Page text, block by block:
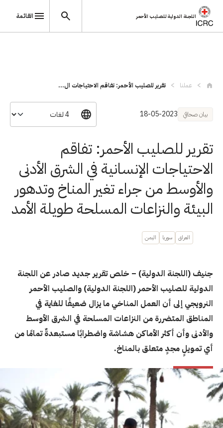
اللجنة الدولية للصليب الأحمر القائمة
عملنا تقرير للصليب الأحمر: تفاقم الاحتياجات ال...
بيان صحافي 18-05-2023
تقرير للصليب الأحمر: تفاقم
الاحتياجات الإنسانية في الشرق الأدنى
والأوسط من جراء تغير المناخ وتدهور
البيئة والنزاعات المسلحة طويلة الأمد
العراق سوريا اليمن
جنيف (اللجنة الدولية) – خلص تقرير جديد صادر عن اللجنة
الدولية للصليب الأحمر (اللجنة الدولية) والصليب الأحمر
النرويجي إلى أن العمل المناخي ما يزال ضعيفًا للغاية في
المناطق المتضررة من النزاعات المسلحة في الشرق الأوسط
والأدنى وأن أكثر الأماكن هشاشة واضطرابًا مستبعدةٌ تمامًا من
أي تمويلٍ مجدٍ متعلق بالمناخ.